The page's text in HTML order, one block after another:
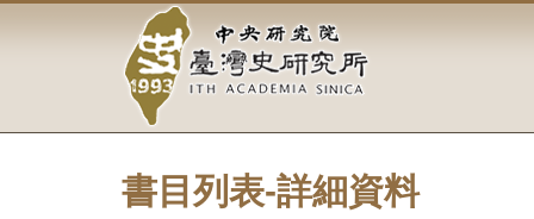
容
中
央
研
究
書目列表-詳細資料